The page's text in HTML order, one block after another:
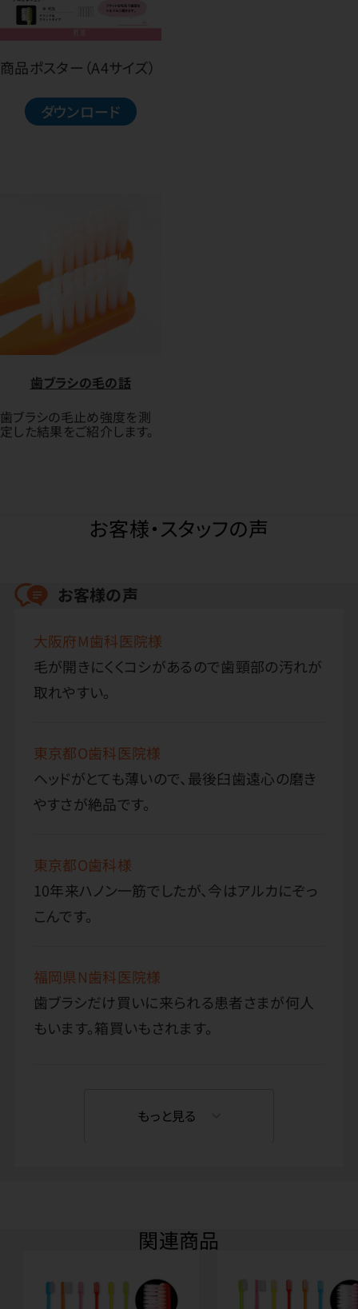
商品ポスター（A4サイズ）
ダウンロード
歯ブラシの毛の話
歯ブラシの毛止め強度を測
定した結果をご紹介します。
お客様・スタッフの声
お客様の声
大阪府M歯科医院様
毛が開きにくくコシがあるので歯頸部の汚れが
取れやすい。
東京都O歯科医院様
ヘッドがとても薄いので、最後臼歯遠心の磨き
やすさが絶品です。
東京都O歯科様
10年来ハノン一筋でしたが、今はアルカにぞっ
こんです。
福岡県N歯科医院様
歯ブラシだけ買いに来られる患者さまが何人
もいます。箱買いもされます。
もっと見る
関連商品